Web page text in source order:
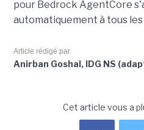
pour Bedrock AgentCore
automatiquement à tous
Article rédigé par
Anirban Goshal, IDG NS
Cet article vous a